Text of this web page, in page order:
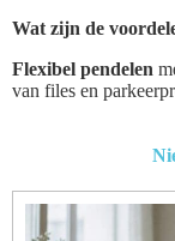
Wat zijn de
Flexibel pendelen
van files en